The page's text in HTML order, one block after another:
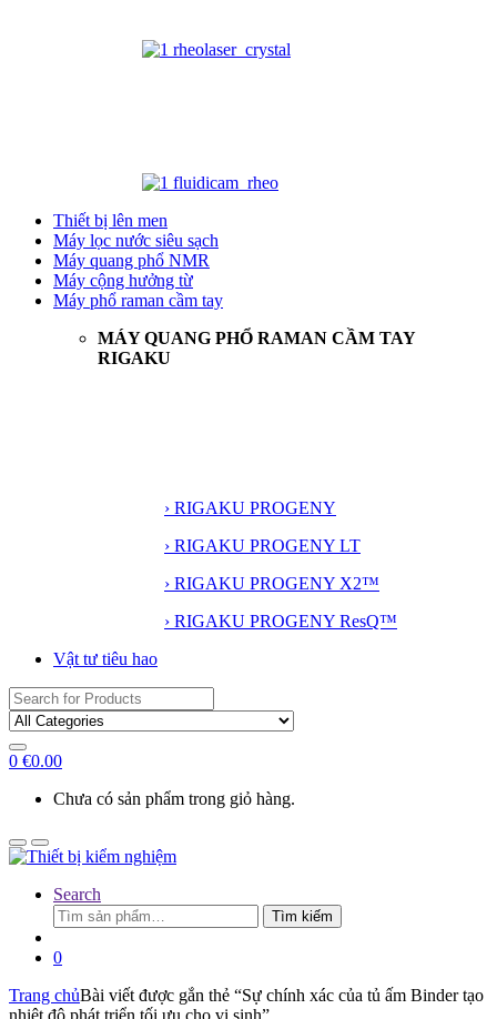
Thiết bị lên men
Máy lọc nước siêu sạch
Máy quang phổ NMR
Máy cộng hưởng từ
Máy phổ raman cầm tay
MÁY QUANG PHỔ RAMAN CẦM TAY
RIGAKU
› RIGAKU PROGENY
› RIGAKU PROGENY LT
› RIGAKU PROGENY X2™
› RIGAKU PROGENY ResQ™
Vật tư tiêu hao
Search
for:
0 €0.00
Chưa có sản phẩm trong giỏ hàng.
Search
Tìm
kiếm:
Tìm kiếm
0
Trang chủBài viết được gắn thẻ “Sự chính xác của tủ ấm Binder tạo
nhiệt độ phát triển tối ưu cho vi sinh”